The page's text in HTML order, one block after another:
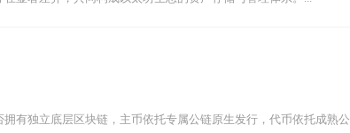
有独立底层区块链，主币依托专属公链原生发行，代币依托成熟公